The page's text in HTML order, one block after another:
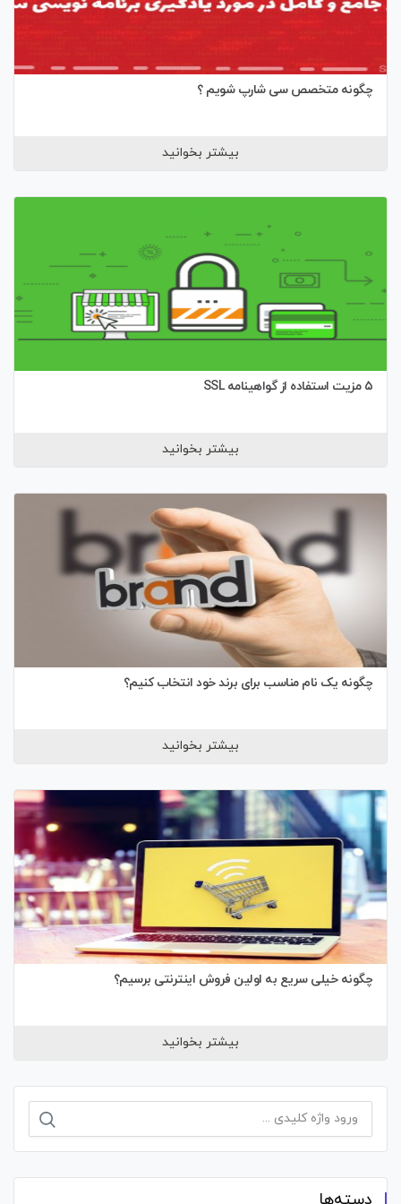
چگونه متخصص سی شارپ شویم ؟
بیشتر بخوانید
بیشتر بخوانید
چگونه یک نام مناسب برای برند خود انتخاب کنیم؟
بیشتر بخوانید
چگونه خیلی سریع به اولین فروش اینترنتی برسیم؟
بیشتر بخوانید
برای: